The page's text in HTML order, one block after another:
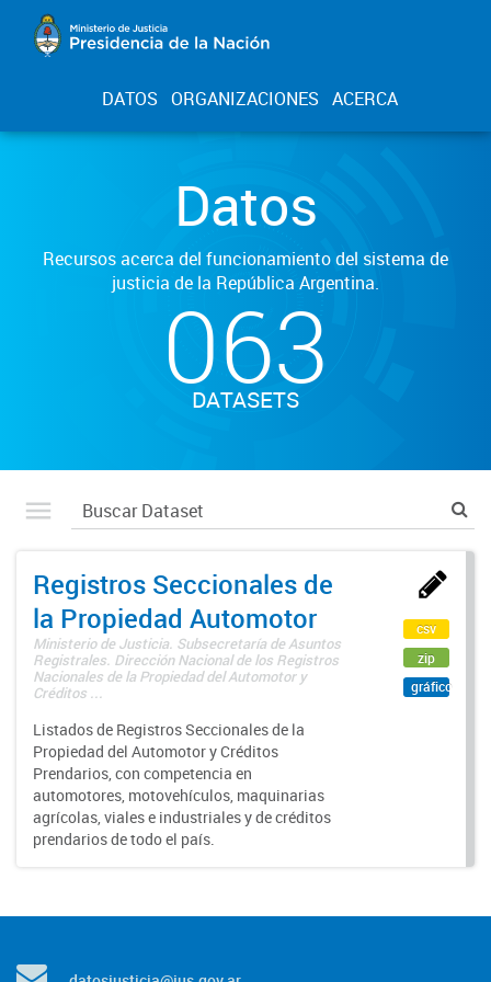
DATOS ORGANIZACIONES ACERCA
Datos
Recursos acerca del funcionamiento del sistema de
justicia de la República Argentina.
063
DATASETS
Registros Seccionales de
la Propiedad Automotor
Ministerio de Justicia. Subsecretaría de Asuntos
Registrales. Dirección Nacional de los Registros
Nacionales de la Propiedad del Automotor y
Créditos ...
Listados de Registros Seccionales de la
Propiedad del Automotor y Créditos
Prendarios, con competencia en
automotores, motovehículos, maquinarias
agrícolas, viales e industriales y de créditos
prendarios de todo el país.
csv
zip
gráfico